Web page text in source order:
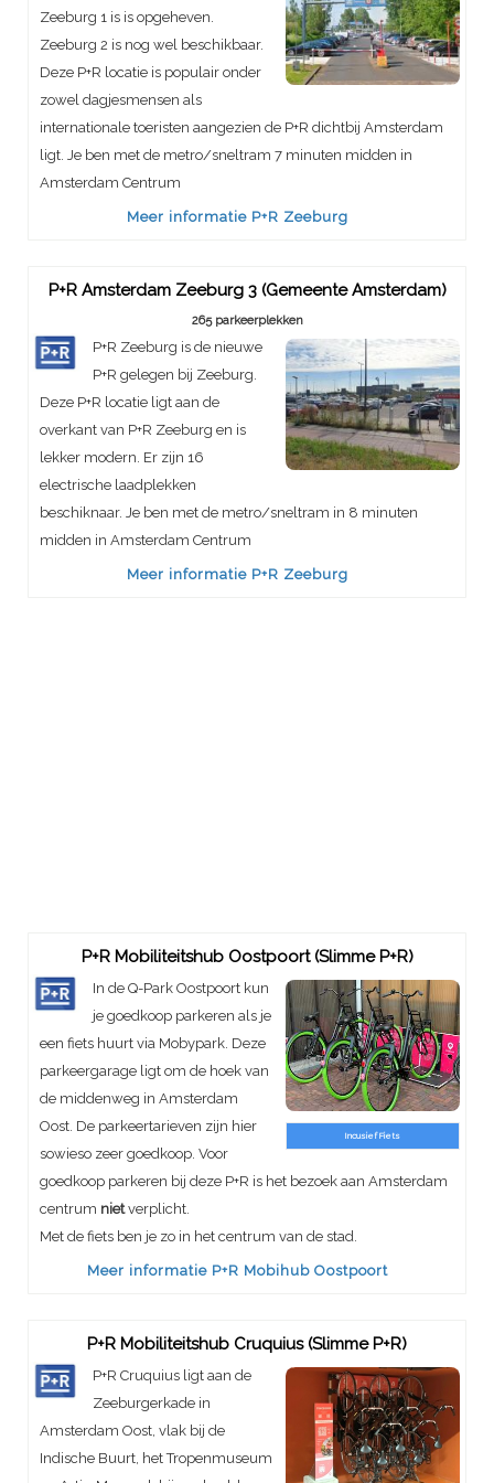
Zeeburg 1 is is opgeheven.
Zeeburg 2 is nog wel beschikbaar.
Deze P+R locatie is populair onder
zowel dagjesmensen als
internationale toeristen aangezien de P+R dichtbij Amsterdam
ligt. Je ben met de metro/sneltram 7 minuten midden in
Amsterdam Centrum
Meer informatie P+R Zeeburg
P+R Amsterdam Zeeburg 3 (Gemeente Amsterdam)
265 parkeerplekken
P+R Zeeburg is de nieuwe
P+R gelegen bij Zeeburg.
Deze P+R locatie ligt aan de
overkant van P+R Zeeburg en is
lekker modern. Er zijn 16
electrische laadplekken
beschiknaar. Je ben met de metro/sneltram in 8 minuten
midden in Amsterdam Centrum
Meer informatie P+R Zeeburg
P+R Mobiliteitshub Oostpoort (Slimme P+R)
Incusief Fiets
In de Q-Park Oostpoort kun
je goedkoop parkeren als je
een fiets huurt via Mobypark. Deze
parkeergarage ligt om de hoek van
de middenweg in Amsterdam
Oost. De parkeertarieven zijn hier
sowieso zeer goedkoop. Voor
goedkoop parkeren bij deze P+R is het bezoek aan Amsterdam
centrum nietverplicht.
Met de fiets ben je zo in het centrum van de stad.
Meer informatie P+R Mobihub Oostpoort
P+R Mobiliteitshub Cruquius (Slimme P+R)
P+R Cruquius ligt aan de
Zeeburgerkade in
Amsterdam Oost, vlak bij de
Indische Buurt, het Tropenmuseum